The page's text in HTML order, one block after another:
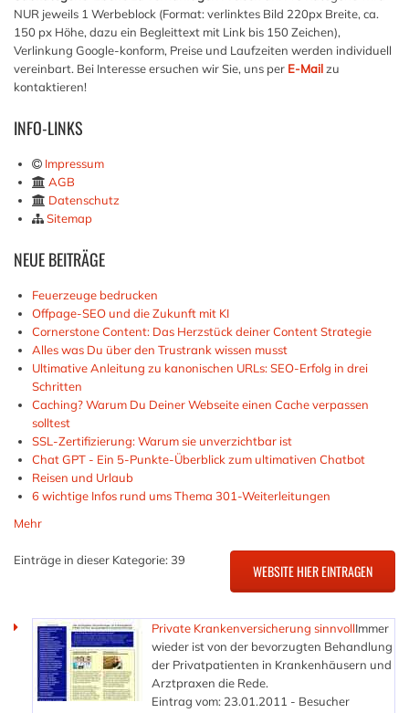
NUR jeweils 1 Werbeblock (Format: verlinktes Bild 220px Breite, ca.
150 px Höhe, dazu ein Begleittext mit Link bis 150 Zeichen),
Verlinkung Google-konform, Preise und Laufzeiten werden individuell
vereinbart. Bei Interesse ersuchen wir Sie, uns per E-Mailzu
kontaktieren!
INFO-LINKS
Impressum
AGB
Datenschutz
Sitemap
NEUEBEITRÄGE
Feuerzeuge bedrucken
Offpage-SEO und die Zukunft mit KI
Cornerstone Content: Das Herzstück deiner Content Strategie
Alles was Du über den Trustrank wissen musst
Ultimative Anleitung zu kanonischen URLs: SEO-Erfolg in drei
Schritten
Caching? Warum Du Deiner Webseite einen Cache verpassen
solltest
SSL-Zertifizierung: Warum sie unverzichtbar ist
Chat GPT - Ein 5-Punkte-Überblick zum ultimativen Chatbot
Reisen und Urlaub
6 wichtige Infos rund ums Thema 301-Weiterleitungen
Mehr
Einträge in dieser Kategorie: 39
Private Krankenversicherung sinnvollImmer
wieder ist von der bevorzugten Behandlung
der Privatpatienten in Krankenhäusern und
Arztpraxen die Rede.
Eintrag vom: 23.01.2011 - Besucher